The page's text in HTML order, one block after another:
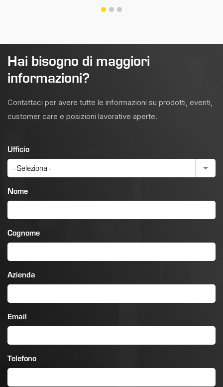
Hai bisogno di maggiori
informazioni?
Contattaci per avere tutte le informazioni su prodotti, eventi,
customer care e posizioni lavorative aperte.
Ufficio
Nome
Cognome
Azienda
Email
Telefono